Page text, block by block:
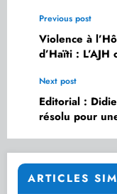
Previous post
Violence à
d’Haïti :
Next post
Editorial :
résolu pour
ARTICLES